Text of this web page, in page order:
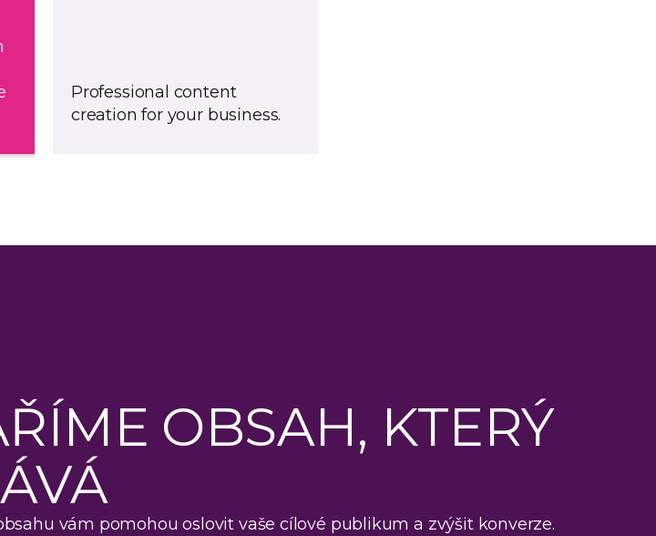
Professional content
creation for your business.
OBSAH, KTERÝ
vám pomohou oslovit vaše cílové publikum a zvýšit konverze.